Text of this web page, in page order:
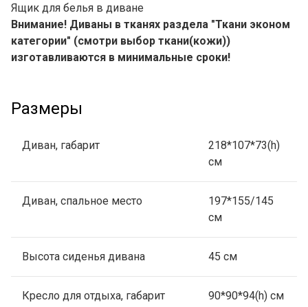
Ящик для белья в диване
Внимание! Диваны в тканях раздела "Ткани эконом
категории" (смотри выбор ткани(кожи))
изготавливаются в минимальные сроки!
Размеры
Диван, габарит
218*107*73(h)
см
Диван, спальное место
197*155/145
см
Высота сиденья дивана 45 см
Кресло для отдыха, габарит 90*90*94(h) см